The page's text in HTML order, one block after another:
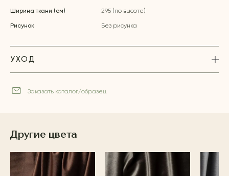
Ширина ткани (см) 295 (по высоте)
Рисунок Без рисунка
УХОД
Заказать каталог/образец
Другие цвета